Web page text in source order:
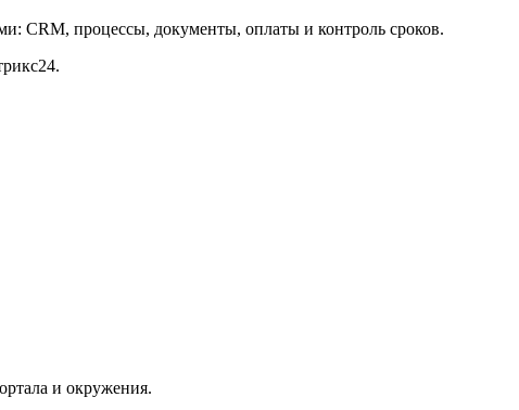
CRM, процессы, документы, оплаты и контроль сроков.
и окружения.